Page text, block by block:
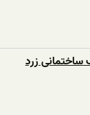
ساختمانی زرد